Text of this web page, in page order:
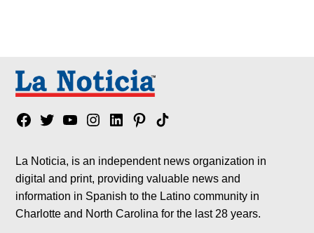
Facebook
TwitterYouTubeInstagram
LinkedinPinterest
Tik
La Noticia, is an independent news organization in
digital and print, providing valuable news and
information in Spanish to the Latino community in
Charlotte and North Carolina for the last 28 years.